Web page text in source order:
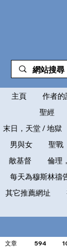
主頁 作者的
聖經
末日，天堂 / 地獄
男與女
聖戰
敵基督
倫理
每天為穆斯林禱
其它推薦網址
文章 594